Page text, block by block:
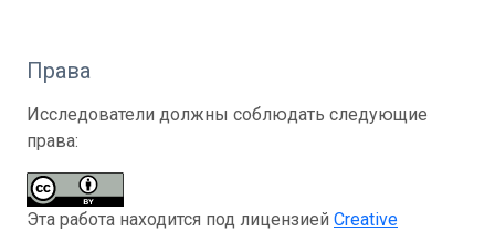
Права
Исследователи должны соблюдать следующие
права:
Эта работа находится под лицензией Creative